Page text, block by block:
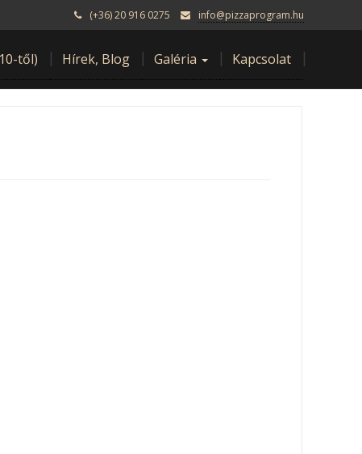
(+36) 20 916 0275 info@pizzaprogram.hu
től) Hírek, Blog Galéria Kapcsolat